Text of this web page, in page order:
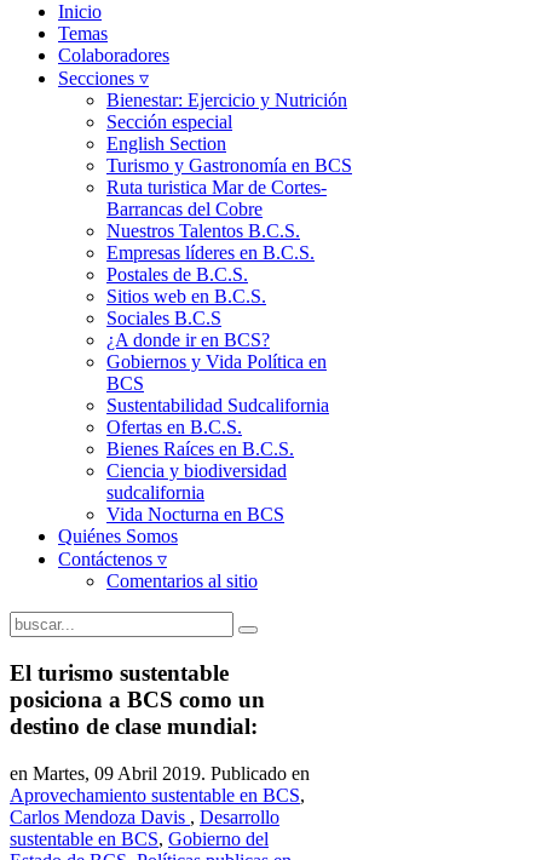
Inicio
Temas
Colaboradores
Secciones ▿
Bienestar: Ejercicio y Nutrición
Sección especial
English Section
Turismo y Gastronomía en BCS
Ruta turistica Mar de Cortes-
Barrancas del Cobre
Nuestros Talentos B.C.S.
Empresas líderes en B.C.S.
Postales de B.C.S.
Sitios web en B.C.S.
Sociales B.C.S
¿A donde ir en BCS?
Gobiernos y Vida Política en
BCS
Sustentabilidad Sudcalifornia
Ofertas en B.C.S.
Bienes Raíces en B.C.S.
Ciencia y biodiversidad
sudcalifornia
Vida Nocturna en BCS
Quiénes Somos
Contáctenos ▿
Comentarios al sitio
El turismo sustentable
posiciona a BCS como un
destino de clase mundial:
en Martes, 09 Abril 2019. Publicado en
Aprovechamiento sustentable en BCS,
Carlos Mendoza Davis , Desarrollo
sustentable en BCS, Gobierno del